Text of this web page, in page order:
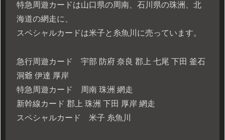
特急周遊カードは山口県の周南、石川県の珠洲、北
海道の網走に、
スペシャルカードは米子と糸魚川に売っています。
急行周遊カード 宇部 防府 奈良 郡上 七尾 下田 釜石
洞爺 伊達 厚岸
特急周遊カード 周南 珠洲 網走
新幹線カード 郡上 珠洲 下田 厚岸 網走
スペシャルカード 米子 糸魚川